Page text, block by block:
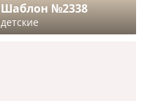
Шаблон №2338
детские